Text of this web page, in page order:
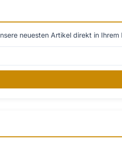
neuesten Artikel direkt in